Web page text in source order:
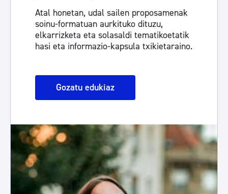
Atal honetan, udal sailen proposamenak
soinu-formatuan aurkituko dituzu,
elkarrizketa eta solasaldi tematikoetatik
hasi eta informazio-kapsula txikietaraino.
Gozatu edukiaz